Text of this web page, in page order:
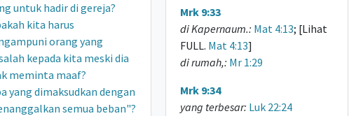
untuk hadir di gereja?
kita harus
orang yang
kepada kita meski dia
meminta maaf?
yang dimaksudkan dengan
semua beban"?
Mrk 9:33
di Kapernaum.: Mat 4:13; [Lihat
FULL. Mat 4:13]
di rumah,: Mr 1:29
Mrk 9:34
yang terbesar: Luk 22:24